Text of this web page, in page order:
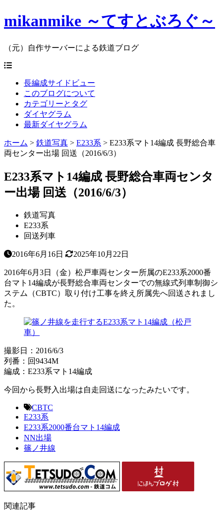
mikanmike ～てすとぶろぐ～
（元）自作サーバーによる鉄道ブログ
長編成サイドビュー
このブログについて
カテゴリーとタグ
ダイヤグラム
最新ダイヤグラム
ホーム > 鉄道写真 > E233系 > E233系マト14編成 長野総合車
両センター出場 回送（2016/6/3）
E233系マト14編成 長野総合車両センタ
ー出場 回送（2016/6/3）
鉄道写真
E233系
回送列車
2016年6月16日 2025年10月22日
2016年6月3日（金）松戸車両センター所属のE233系2000番
台マト14編成が長野総合車両センターでの無線式列車制御シ
ステム（CBTC）取り付け工事を終え所属先へ回送されまし
た。
撮影日：2016/6/3
列番：回9434M
編成：E233系マト14編成
今回から長野入出場は自走回送になったみたいです。
CBTC
E233系
E233系2000番台マト14編成
NN出場
篠ノ井線
関連記事